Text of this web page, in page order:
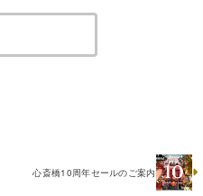
心斎橋10周年セールのご案内